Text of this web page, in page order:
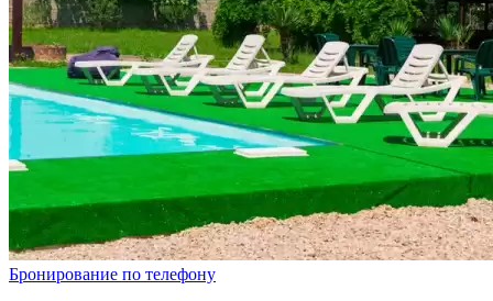
Бронирование по телефону